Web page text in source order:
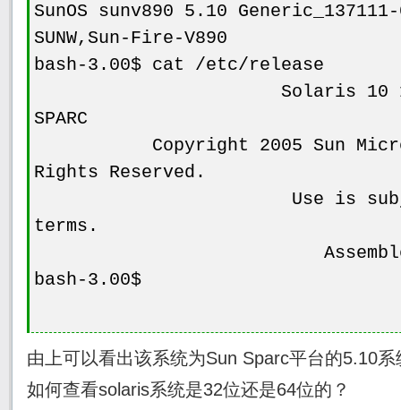
SunOS sunv890 5.10
SUNW,Sun-Fire-V890
bash-3.00$ cat /etc/release
Solaris 10 1/06
SPARC
Copyright 2005 Sun
Rights Reserved.
Use is subject
terms.
Assembled 07
bash-3.00$
由上可以看出该系统为Sun Sparc平台的5.10系
如何查看solaris系统是32位还是64位的？